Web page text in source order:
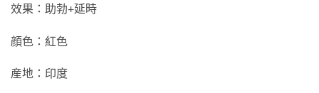
效果：助勃+延時
顔色：紅色
産地：印度